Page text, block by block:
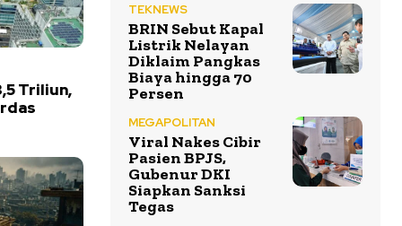
Triliun,
TEKNEWS
BRIN Sebut Kapal
Listrik Nelayan
Diklaim Pangkas
Biaya hingga 70
Persen
MEGAPOLITAN
Viral Nakes Cibir
Pasien BPJS,
Gubenur DKI
Siapkan Sanksi
Tegas